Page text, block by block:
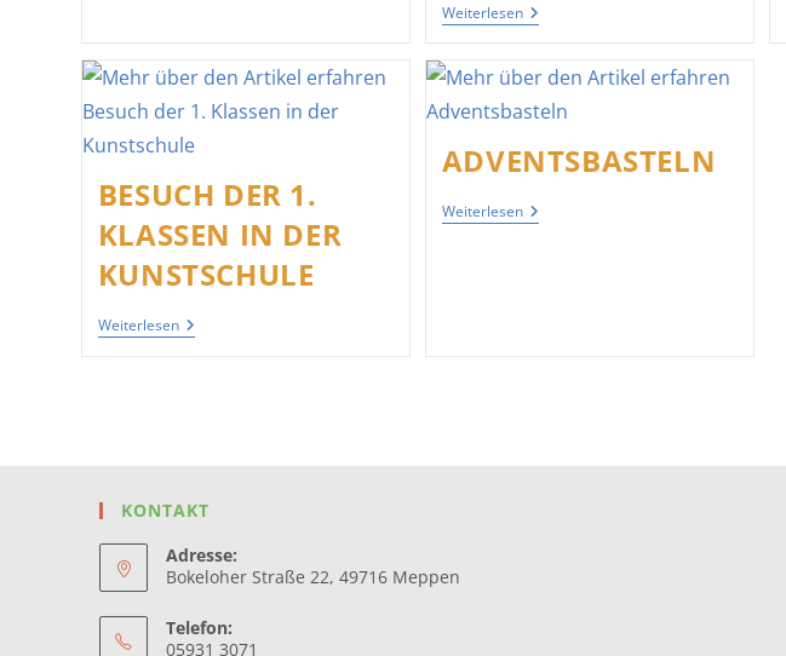
WeiterlesenInformationsabend
Zur
2026
BESUCH DER 1.
KLASSEN IN DER
KUNSTSCHULE
WeiterlesenBesuch
Der
ADVENTSBASTELN
WeiterlesenAdventsbasteln
KONTAKT
Adresse:
Bokeloher Straße 22, 49716 Meppen
Telefon:
05931 3071